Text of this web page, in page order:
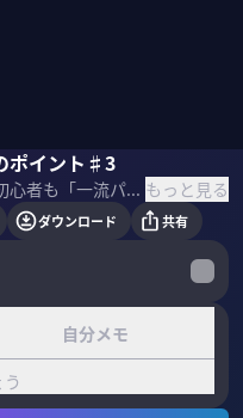
ポイント♯3
これさえできれば初心者も「一流パワポマスター」になれる！PIVOTの国山ハセンがパワーポイントの資料を作るスキルを「パワポ芸人」トヨマネさんから学びます。 もっと見る
ダウンロード 共有
自分メモ